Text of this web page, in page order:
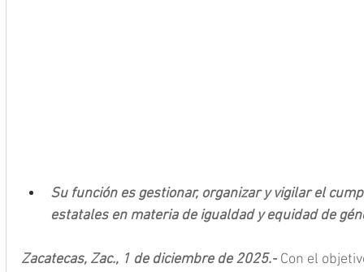
Su función es gestionar, organizar y vigilar el
estatales en materia de igualdad y equidad de
Zacatecas, Zac., 1 de diciembre de 2025.- Con el